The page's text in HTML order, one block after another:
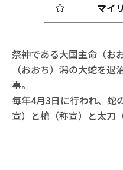
祭神である大国主命（お
（おおち）潟の大蛇を
事。
毎年4月3日に行われ、蛇
宣）と槍（称宣）と太刀
マイ